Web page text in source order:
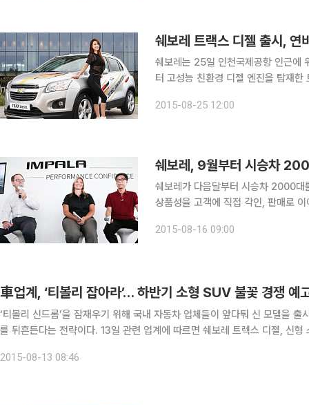
쉐보레 트랙스 디젤 출시,
쉐보레는 25일 인천국제공항 인근에
터 고성능 친환경 디젤 엔진을 탑재한 트랙스 디젤 모
2015-08-25 12:00
쉐보레, 9월부터 시승차
쉐보레가 다음달부터 시승차 2000대
상품성을 고객에 직접 각인, 판매로 이어지게 하겠단 전략
2015-08-16 09:00
車업계, ‘티볼리 잡아라’… 하반기 소형 SUV 불꽃 경쟁 예
‘티볼리 신드롬’을 잠재우기 위해 국내 자동차 업체들이 앞다퉈 신 모델을
를 뒤흔든다는 전략이다. 13일 관련 업계에 따르면 쉐보레 트렉스 디젤, 신형 스포티지 R 등 소형 SUV가 다음달 출시된다. 세르지오 호샤
2015-08-13 08:46